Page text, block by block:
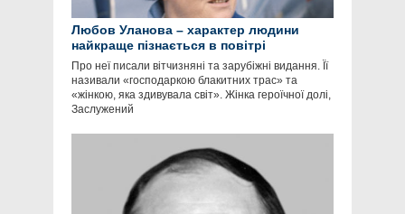
Любов Уланова – характер людини
найкраще пізнається в повітрі
Про неї писали вітчизняні та зарубіжні видання. Її
називали «господаркою блакитних трас» та
«жінкою, яка здивувала світ». Жінка героїчної долі,
Заслужений